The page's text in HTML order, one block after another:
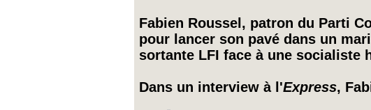
Fabien Roussel, patron du Parti
pour lancer son pavé dans un
sortante LFI face à une socialiste
Dans un interview à l'Express,